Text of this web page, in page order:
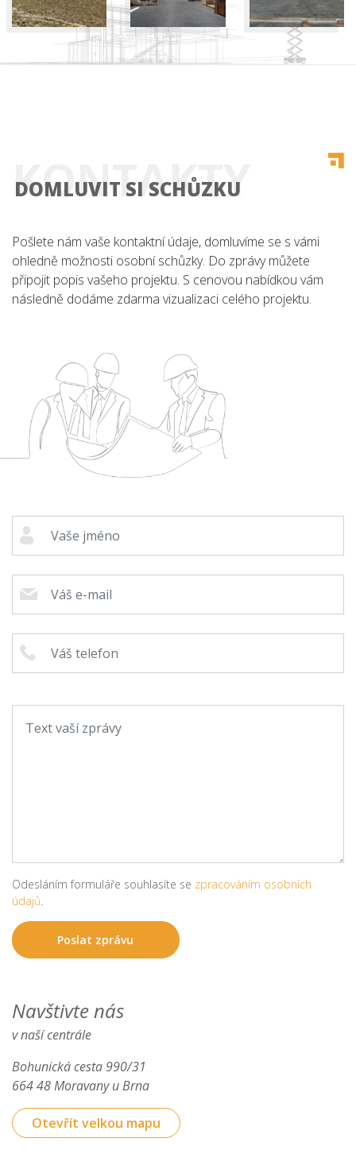
Co nabízíme
O nás
Kariéra
kalkulačka
DOMLUVIT SI SCHŮZKU
KONTAKTY
Pošlete nám vaše kontaktní údaje, domluvíme se s vámi
ohledně možnosti osobní schůzky. Do zprávy můžete
připojit popis vašeho projektu. S cenovou nabídkou vám
následně dodáme zdarma vizualizaci celého projektu.
Odesláním formuláře souhlasíte se zpracováním osobních
údajů
Navštivte nás
v naší centrále
Bohunická cesta 990/31
664 48 Moravany u Brna
Otevřít velkou mapu